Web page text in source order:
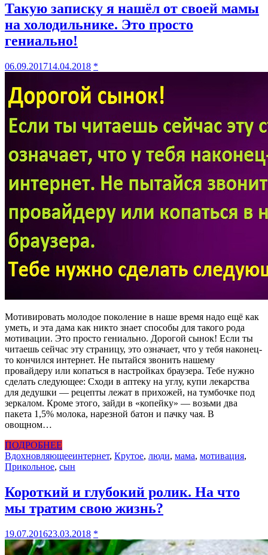
Такую записку я нашёл от своей мамы
на холодильнике. Это просто
гениально!
06.09.201714.04.2018 *
Мотивировать молодое поколение в наше время надо ещё как
уметь, и эта дама как никто знает способы для такого рода
мотивации. Это просто гениально. Дорогой сынок! Если ты
читаешь сейчас эту страницу, это означает, что у тебя наконец-
то кончился интернет. Не пытайся звонить нашему
провайдеру или копаться в настройках браузера. Тебе нужно
сделать следующее: Сходи в аптеку на углу, купи лекарства
для дедушки — рецепты лежат в прихожей, на тумбочке под
зеркалом. Кроме этого, зайди в «копейку» — возьми два
пакета 1,5% молока, нарезной батон и пачку чая. В
овощном…
ПОДРОБНЕЕ
Вдохновляющееинтернет, Крутое, люди, мама, мотивация,
Прикольное, сын
Короткий и глубокий ролик. На что
мы тратим свою жизнь?
19.07.201623.03.2018 *